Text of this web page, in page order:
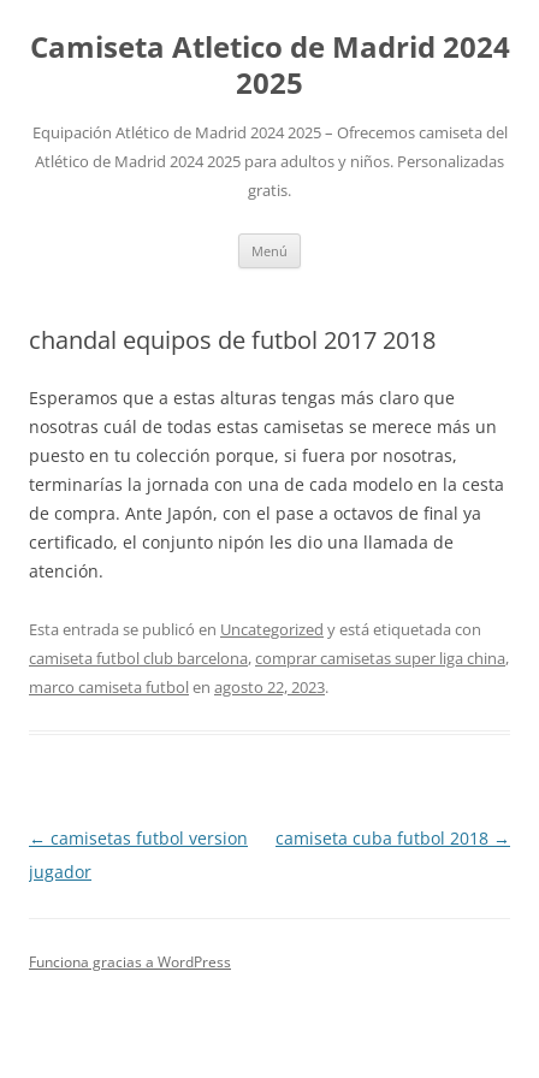
Camiseta Atletico de Madrid 2024
2025
Equipación Atlético de Madrid 2024 2025 – Ofrecemos camiseta del
Atlético de Madrid 2024 2025 para adultos y niños. Personalizadas
gratis.
Menú
chandal equipos de futbol 2017 2018
Esperamos que a estas alturas tengas más claro que
nosotras cuál de todas estas camisetas se merece más un
puesto en tu colección porque, si fuera por nosotras,
terminarías la jornada con una de cada modelo en la cesta
de compra. Ante Japón, con el pase a octavos de final ya
certificado, el conjunto nipón les dio una llamada de
atención.
Esta entrada se publicó en Uncategorized y está etiquetada con
camiseta futbol club barcelona,comprar camisetas super liga china,
marco camiseta futbolen agosto 22, 2023.
Navegación
de
← camisetas futbol version
jugador
camiseta cuba futbol 2018 →
Funciona gracias a WordPress